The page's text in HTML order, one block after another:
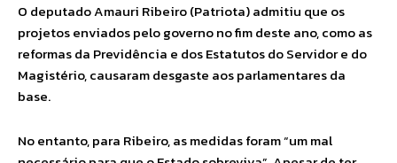
O deputado Amauri Ribeiro (Patriota) admitiu que os
projetos enviados pelo governo no fim deste ano, como as
reformas da Previdência e dos Estatutos do Servidor e do
Magistério, causaram desgaste aos parlamentares da
base.
No entanto, para Ribeiro, as medidas foram “um mal